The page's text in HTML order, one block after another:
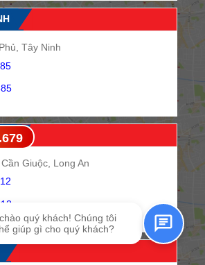
Tây Ninh
Giuộc, Long An
quý khách! Chúng tôi
giúp gì cho quý khách?